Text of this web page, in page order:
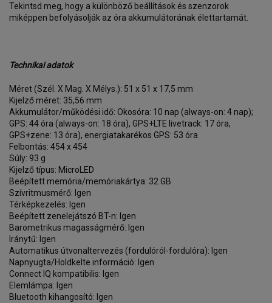
Tekintsd meg, hogy a különböző beállítások és szenzorok
miképpen befolyásolják az óra akkumulátorának élettartamát.
Technikai adatok
Méret (Szél. X Mag. X Mélys.): 51 x 51 x 17,5 mm
Kijelző méret: 35,56 mm
Akkumulátor/működési idő: Okosóra: 10 nap (always-on: 4 nap);
GPS: 44 óra (always-on: 18 óra), GPS+LTE livetrack: 17 óra,
GPS+zene: 13 óra), energiatakarékos GPS: 53 óra
Felbontás: 454 x 454
Súly: 93 g
Kijelző típus: MicroLED
Beépített memória/memóriakártya: 32 GB
Szívritmusmérő: Igen
Térképkezelés: Igen
Beépített zenelejátszó BT-n: Igen
Barometrikus magasságmérő: Igen
Iránytű: Igen
Automatikus útvonaltervezés (fordulóról-fordulóra): Igen
Napnyugta/Holdkelte információ: Igen
Connect IQ kompatibilis: Igen
Elemlámpa: Igen
Bluetooth kihangosító: Igen